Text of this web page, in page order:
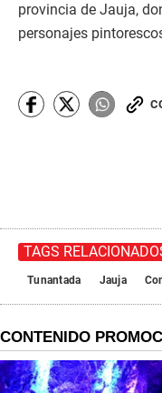
provincia de Jauja,
personajes
TAGS
Tunantada Jauja